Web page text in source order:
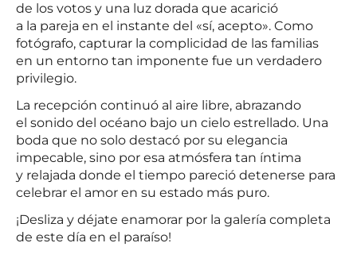
de los votos y una luz dorada que acarició
a la pareja en el instante del «sí, acepto». Como
fotógrafo, capturar la complicidad de las familias
en un entorno tan imponente fue un verdadero
privilegio.
La recepción continuó al aire libre, abrazando
el sonido del océano bajo un cielo estrellado. Una
boda que no solo destacó por su elegancia
impecable, sino por esa atmósfera tan íntima
y relajada donde el tiempo pareció detenerse para
celebrar el amor en su estado más puro.
¡Desliza y déjate enamorar por la galería completa
de este día en el paraíso!